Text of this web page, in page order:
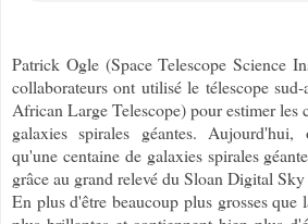
Patrick Ogle (Space Telescope Science
collaborateurs ont utilisé le télescope
African Large Telescope) pour estimer les
galaxies spirales géantes.
qu'une centaine de galaxies spirales
grâce au grand relevé du Sloan Digital
En plus d'être beaucoup plus grosses que